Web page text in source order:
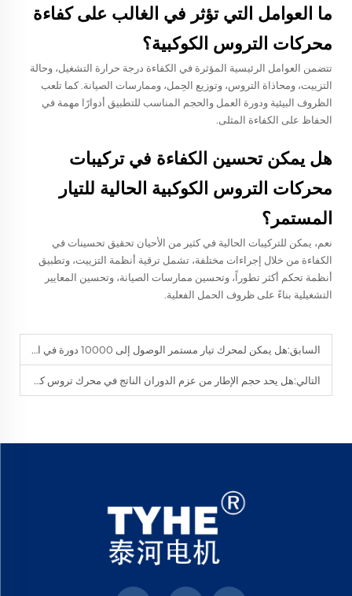
ما العوامل التي تؤثر في الغالب على كفاءة
محركات التروس الكوكبية؟
تتضمن العوامل الرئيسية المؤثرة في الكفاءة درجة حرارة التشغيل، وحالة
التزييت، ومحاذاة التروس، وتوزيع الحِمل، وممارسات الصيانة. كما تلعب
الظروف البيئية ودورة العمل والحجم المناسب للتطبيق أدوارًا مهمة في
الحفاظ على الكفاءة المثلى.
هل يمكن تحسين الكفاءة في تركيبات
محركات التروس الكوكبية الحالية للتيار
المستمر؟
نعم، يمكن للتركيبات الحالية في كثير من الأحيان تحقيق تحسينات في
الكفاءة من خلال إجراءات مختلفة، تشمل ترقية أنظمة التزييت، وتطبيق
أنظمة تحكم أكثر تطوراً، وتحسين ممارسات الصيانة، وتحسين المعايير
التشغيلية بناءً على ظروف الحمل الفعلية.
السابق:هل يمكن لمحرك تيار مستمر الوصول إلى 10000 دورة في الدقيقة دون تبريد هوائي قسري؟
التالي:هل يحد حجم الإطار من عزم الدوران الناتج في محرك تروس كوكبي صغير تيار مستمر؟